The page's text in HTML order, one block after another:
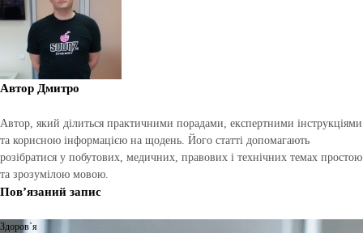
Автор Дмитро
Автор, який ділиться практичними порадами, експертними інструкціями
та корисною інформацією на щодень. Його статті допомагають
розібратися у побутових, медичних, правових і технічних темах простою
та зрозумілою мовою.
Пов’язаний запис
Здоров`я